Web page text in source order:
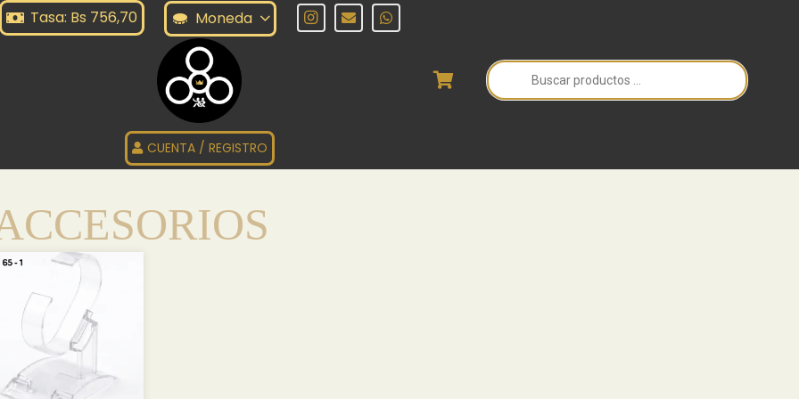
Tasa: Bs 756,70 Moneda
Búsqueda
de
productos
CUENTA / REGISTRO